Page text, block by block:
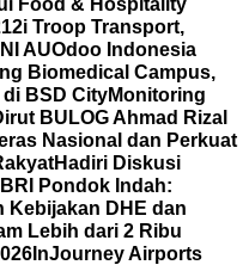
Food & Hospitality
Troop Transport,
AUOdoo Indonesia
Biomedical Campus,
BSD CityMonitoring
BULOG Ahmad Rizal
Nasional dan Perkuat
Hadiri Diskusi
Pondok Indah:
Kebijakan DHE dan
Lebih dari 2 Ribu
InJourney Airports